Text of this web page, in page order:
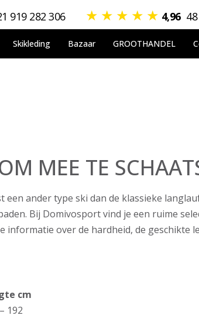
919 282 306 ★ ★ ★ ★ ★ 4,96
Skikleding Bazaar GROOTHANDEL
MEE TE
ander type ski dan de klassieke
Bij Domivosport vind je een ruime
over de hardheid, de geschikte
cm
– 192